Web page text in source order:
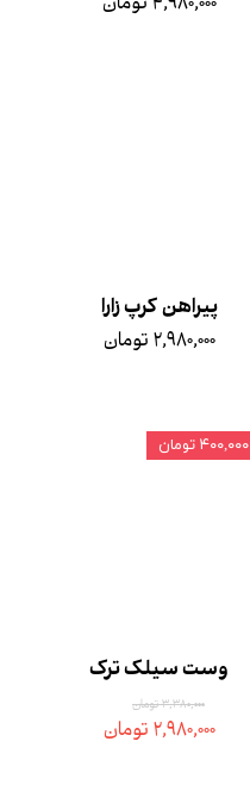
پیراهن کرپ زارا
۲,۹۸۰,۰۰۰ تومان
وست سیلک ترک
۳,۳۸۰,۰۰۰ تومان
۲,۹۸۰,۰۰۰ تومان
۴۰۰,۰۰۰ تومان